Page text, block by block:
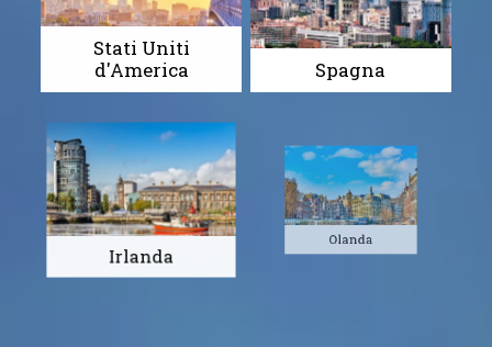
Stati Uniti
d'America
Spagna
Irlanda Olanda